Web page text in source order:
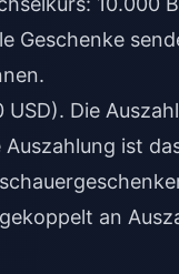
Geschenke
USD). Die
ist
an